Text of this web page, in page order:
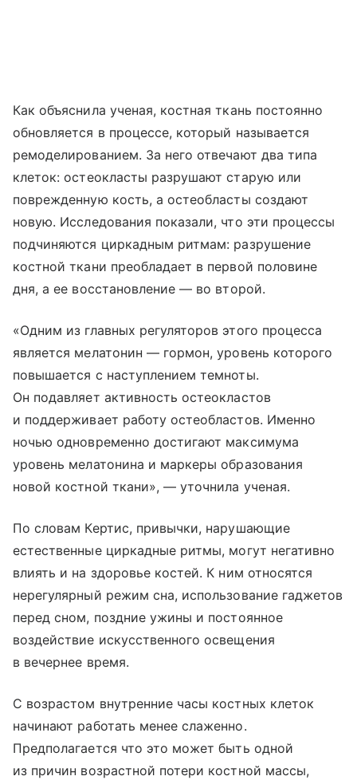
Как объяснила ученая, костная ткань постоянно
обновляется в процессе, который называется
ремоделированием. За него отвечают два типа
клеток: остеокласты разрушают старую или
поврежденную кость, а остеобласты создают
новую. Исследования показали, что эти процессы
подчиняются циркадным ритмам: разрушение
костной ткани преобладает в первой половине
дня, а ее восстановление — во второй.
«Одним из главных регуляторов этого процесса
является мелатонин — гормон, уровень которого
повышается с наступлением темноты.
Он подавляет активность остеокластов
и поддерживает работу остеобластов. Именно
ночью одновременно достигают максимума
уровень мелатонина и маркеры образования
новой костной ткани», — уточнила ученая.
По словам Кертис, привычки, нарушающие
естественные циркадные ритмы, могут негативно
влиять и на здоровье костей. К ним относятся
нерегулярный режим сна, использование гаджетов
перед сном, поздние ужины и постоянное
воздействие искусственного освещения
в вечернее время.
С возрастом внутренние часы костных клеток
начинают работать менее слаженно.
Предполагается что это может быть одной
из причин возрастной потери костной массы,